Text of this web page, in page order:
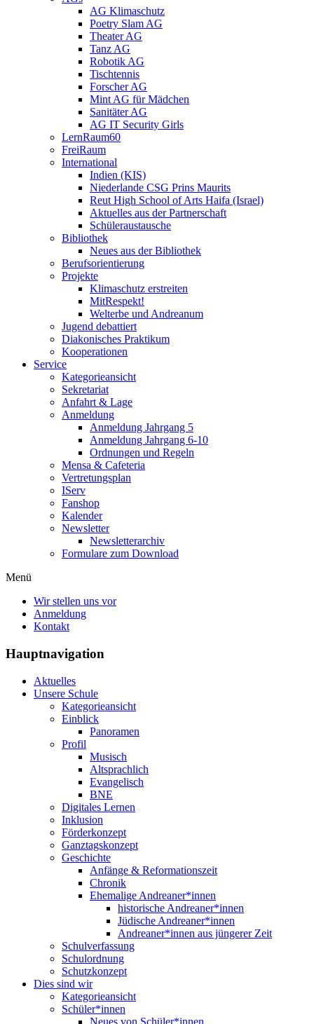
AG Klimaschutz
Poetry Slam AG
Theater AG
Tanz AG
Robotik AG
Tischtennis
Forscher AG
Mint AG für Mädchen
Sanitäter AG
AG IT Security Girls
LernRaum60
FreiRaum
International
Indien (KIS)
Niederlande CSG Prins Maurits
Reut High School of Arts Haifa (Israel)
Aktuelles aus der Partnerschaft
Schüleraustausche
Bibliothek
Neues aus der Bibliothek
Berufsorientierung
Projekte
Klimaschutz erstreiten
MitRespekt!
Welterbe und Andreanum
Jugend debattiert
Diakonisches Praktikum
Kooperationen
Service
Kategorieansicht
Sekretariat
Anfahrt & Lage
Anmeldung
Anmeldung Jahrgang 5
Anmeldung Jahrgang 6-10
Ordnungen und Regeln
Mensa & Cafeteria
Vertretungsplan
IServ
Fanshop
Kalender
Newsletter
Newsletterarchiv
Formulare zum Download
Menü
Wir stellen uns vor
Anmeldung
Kontakt
Hauptnavigation
Aktuelles
Unsere Schule
Kategorieansicht
Einblick
Panoramen
Profil
Musisch
Altsprachlich
Evangelisch
BNE
Digitales Lernen
Inklusion
Förderkonzept
Ganztagskonzept
Geschichte
Anfänge & Reformationszeit
Chronik
Ehemalige Andreaner*innen
historische Andreaner*innen
Jüdische Andreaner*innen
Andreaner*innen aus jüngerer Zeit
Schulverfassung
Schulordnung
Schutzkonzept
Dies sind wir
Kategorieansicht
Schüler*innen
Neues von Schüler*innen